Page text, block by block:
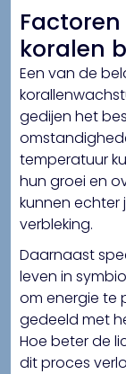
koralen
Een van de
gedijen het
temperatuur
hun groei en
kunnen echter
verbleking.
Daarnaast
leven in
om energie te
gedeeld met
Hoe beter de
dit proces